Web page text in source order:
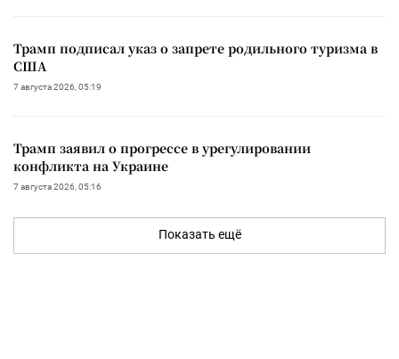
Трамп подписал указ о запрете родильного туризма в
США
7 августа 2026, 05:19
Трамп заявил о прогрессе в урегулировании
конфликта на Украине
7 августа 2026, 05:16
Показать ещё